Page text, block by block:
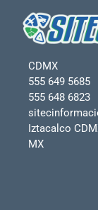
CDMX
555 649 5685
555 648 6823
Iztacalco
MX